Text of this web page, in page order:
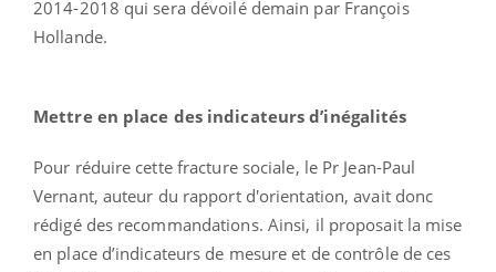
2014-2018 qui sera dévoilé demain par François
Hollande.
Mettre en place des indicateurs d’inégalités
Pour réduire cette fracture sociale, le Pr Jean-Paul
Vernant, auteur du rapport d'orientation, avait donc
rédigé des recommandations. Ainsi, il proposait la mise
en place d’indicateurs de mesure et de contrôle de ces